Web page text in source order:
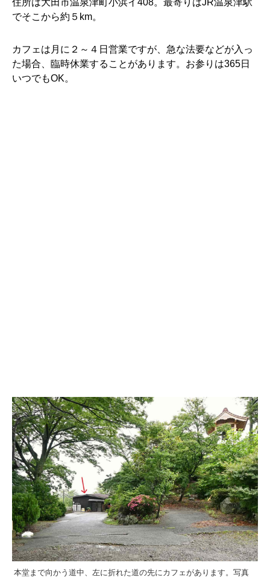
でそこから約５km。
カフェは月に２～４日営業ですが、急な法要などが入っ
た場合、臨時休業することがあります。お参りは365日
いつでもOK。
本堂まで向かう道中、左に折れた道の先にカフェがあります。写真